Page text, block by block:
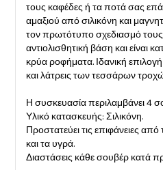
τους καφέδες ή τα ποτά σας
αμαξιού από σιλικόνη και
τον πρωτότυπο σχεδιασμό
αντιολισθητική βάση και είναι
κρύα ροφήματα. Ιδανική
και λάτρεις των τεσσάρων
Η συσκευασία περιλαμβάνει 4
Υλικό κατασκευής: Σιλικόνη.
Προστατεύει τις επιφάνειες
και τα υγρά.
Διαστάσεις κάθε σουβέρ κατά